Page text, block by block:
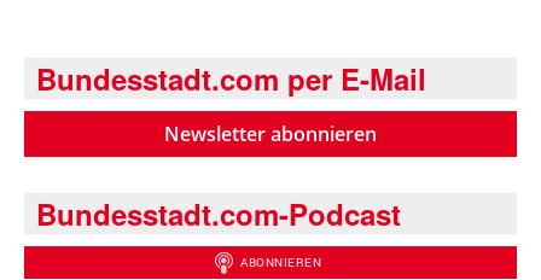
Bundesstadt.com per E-Mail
Newsletter abonnieren
Bundesstadt.com-Podcast